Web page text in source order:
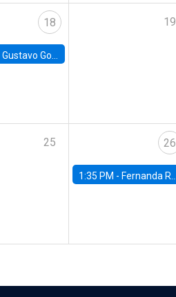
18
Gustavo González, Banco Central de Chile
19
25 26
1:35 PM - Fernanda Rojas Ampuero, University of Wisconsin-Madison